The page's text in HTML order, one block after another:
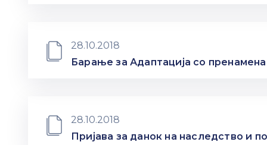
28.10.2018
Барање за Адаптација со пренамена
28.10.2018
Пријава за данок на наследство и